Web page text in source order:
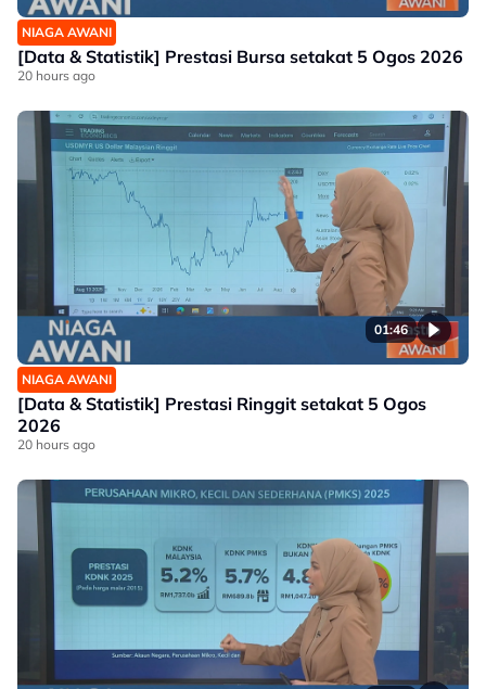
NIAGA AWANI
[Data & Statistik] Prestasi Bursa setakat 5 Ogos 2026
20 hours ago
01:46
NIAGA AWANI
[Data & Statistik] Prestasi Ringgit setakat 5 Ogos
2026
20 hours ago